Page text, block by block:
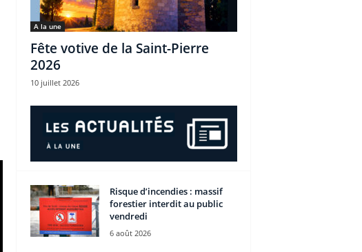
A la une
Fête votive de la Saint-Pierre
2026
10 juillet 2026
Risque d’incendies : massif
forestier interdit au public
vendredi
6 août 2026